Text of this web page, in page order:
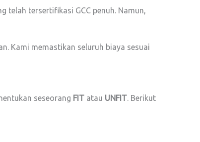
telah tersertifikasi GCC penuh. Namun,
Kami memastikan seluruh biaya sesuai
seseorang FIT atau UNFIT. Berikut